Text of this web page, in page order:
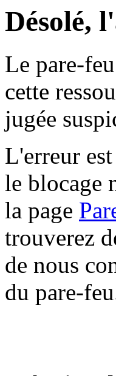
Désolé,
Le pare-
cette
jugée
L'erreur
le blocage
la page
trouverez
de nous
du pare-